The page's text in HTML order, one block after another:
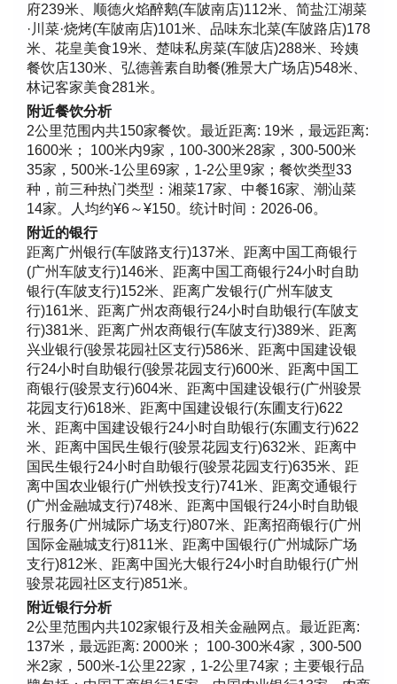
府239米、顺德火焰醉鹅(车陂南店)112米、简盐江湖菜
·川菜·烧烤(车陂南店)101米、品味东北菜(车陂路店)178
米、花皇美食19米、楚味私房菜(车陂店)288米、玲姨
餐饮店130米、弘德善素自助餐(雅景大广场店)548米、
林记客家美食281米。
附近餐饮分析
2公里范围内共150家餐饮。最近距离: 19米，最远距离:
1600米； 100米内9家，100-300米28家，300-500米
35家，500米-1公里69家，1-2公里9家；餐饮类型33
种，前三种热门类型：湘菜17家、中餐16家、潮汕菜
14家。人均约¥6～¥150。统计时间：2026-06。
附近的银行
距离广州银行(车陂路支行)137米、距离中国工商银行
(广州车陂支行)146米、距离中国工商银行24小时自助
银行(车陂支行)152米、距离广发银行(广州车陂支
行)161米、距离广州农商银行24小时自助银行(车陂支
行)381米、距离广州农商银行(车陂支行)389米、距离
兴业银行(骏景花园社区支行)586米、距离中国建设银
行24小时自助银行(骏景花园支行)600米、距离中国工
商银行(骏景支行)604米、距离中国建设银行(广州骏景
花园支行)618米、距离中国建设银行(东圃支行)622
米、距离中国建设银行24小时自助银行(东圃支行)622
米、距离中国民生银行(骏景花园支行)632米、距离中
国民生银行24小时自助银行(骏景花园支行)635米、距
离中国农业银行(广州铁投支行)741米、距离交通银行
(广州金融城支行)748米、距离中国银行24小时自助银
行服务(广州城际广场支行)807米、距离招商银行(广州
国际金融城支行)811米、距离中国银行(广州城际广场
支行)812米、距离中国光大银行24小时自助银行(广州
骏景花园社区支行)851米。
附近银行分析
2公里范围内共102家银行及相关金融网点。最近距离:
137米，最远距离: 2000米； 100-300米4家，300-500
米2家，500米-1公里22家，1-2公里74家；主要银行品